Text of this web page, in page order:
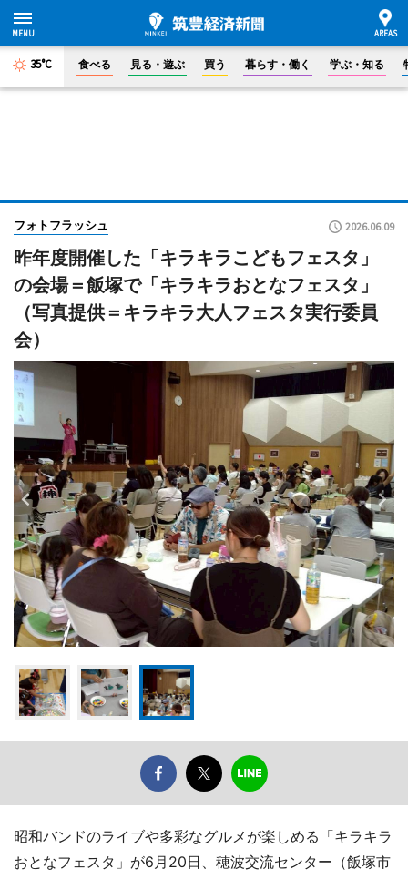
35°C 食べる 見る・遊ぶ 買う 暮らす・働く 学ぶ・知る
フォトフラッシュ 2026.06.09
昨年度開催した「キラキラこどもフェスタ」
の会場＝飯塚で「キラキラおとなフェスタ」
（写真提供＝キラキラ大人フェスタ実行委員
会）
昭和バンドのライブや多彩なグルメが楽しめる「キラキラ
おとなフェスタ」が6月20日、穂波交流センター（飯塚市